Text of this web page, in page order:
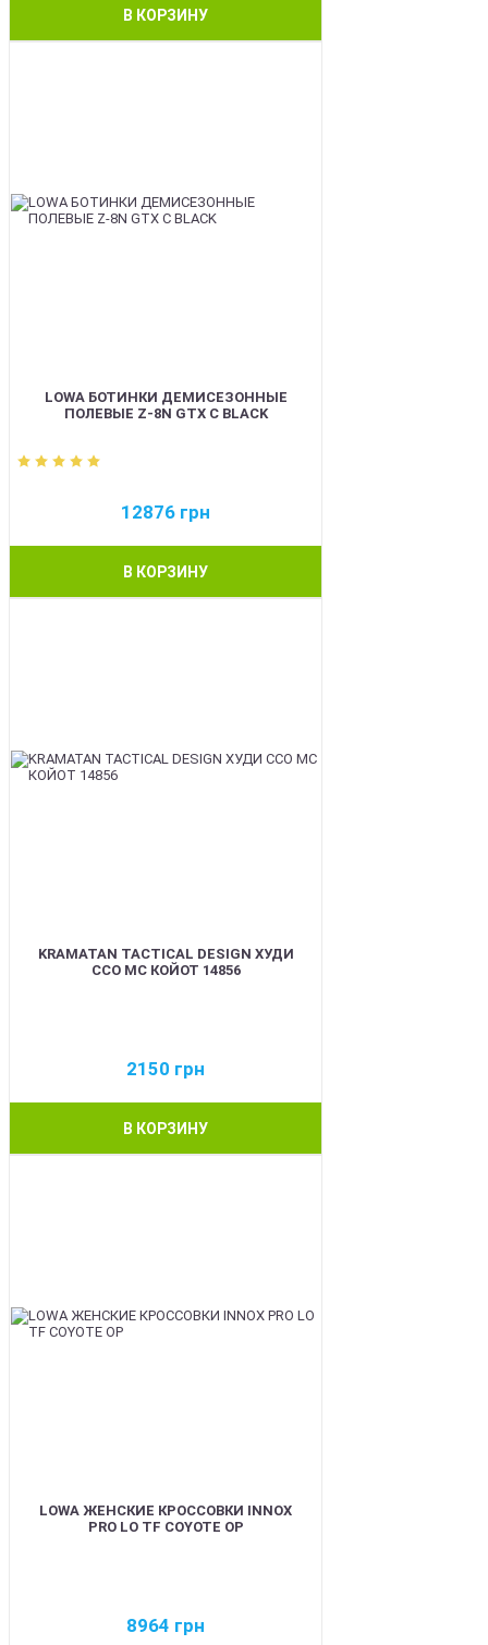
В КОРЗИНУ
LOWA БОТИНКИ ДЕМИСЕЗОННЫЕ
ПОЛЕВЫЕ Z-8N GTX C BLACK
12876 грн
В КОРЗИНУ
KRAMATAN TACTICAL DESIGN ХУДИ
ССО МС КОЙОТ 14856
2150 грн
В КОРЗИНУ
LOWA ЖЕНСКИЕ КРОССОВКИ INNOX
PRO LO TF COYOTE OP
8964 грн